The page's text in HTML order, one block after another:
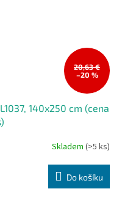
20,63 €
–20 %
140x250 cm (cena
Skladem (>5 ks)
Do košíku